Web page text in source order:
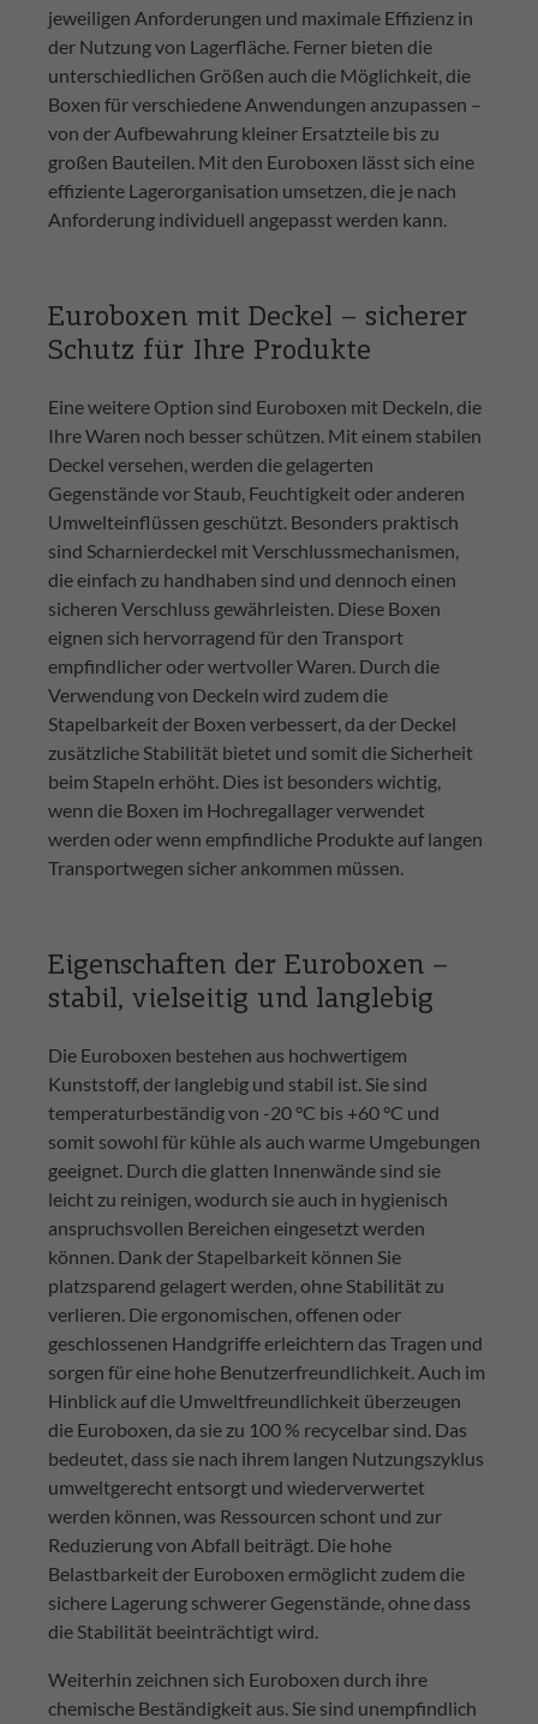
jeweiligen Anforderungen und maximale Effizienz in
der Nutzung von Lagerfläche. Ferner bieten die
unterschiedlichen Größen auch die Möglichkeit, die
Boxen für verschiedene Anwendungen anzupassen –
von der Aufbewahrung kleiner Ersatzteile bis zu
großen Bauteilen. Mit den Euroboxen lässt sich eine
effiziente Lagerorganisation umsetzen, die je nach
Anforderung individuell angepasst werden kann.
Euroboxen mit Deckel – sicherer
Schutz für Ihre Produkte
Eine weitere Option sind Euroboxen mit Deckeln, die
Ihre Waren noch besser schützen. Mit einem stabilen
Deckel versehen, werden die gelagerten
Gegenstände vor Staub, Feuchtigkeit oder anderen
Umwelteinflüssen geschützt. Besonders praktisch
sind Scharnierdeckel mit Verschlussmechanismen,
die einfach zu handhaben sind und dennoch einen
sicheren Verschluss gewährleisten. Diese Boxen
eignen sich hervorragend für den Transport
empfindlicher oder wertvoller Waren. Durch die
Verwendung von Deckeln wird zudem die
Stapelbarkeit der Boxen verbessert, da der Deckel
zusätzliche Stabilität bietet und somit die Sicherheit
beim Stapeln erhöht. Dies ist besonders wichtig,
wenn die Boxen im Hochregallager verwendet
werden oder wenn empfindliche Produkte auf langen
Transportwegen sicher ankommen müssen.
Eigenschaften der Euroboxen –
stabil, vielseitig und langlebig
Die Euroboxen bestehen aus hochwertigem
Kunststoff, der langlebig und stabil ist. Sie sind
temperaturbeständig von -20 °C bis +60 °C und
somit sowohl für kühle als auch warme Umgebungen
geeignet. Durch die glatten Innenwände sind sie
leicht zu reinigen, wodurch sie auch in hygienisch
anspruchsvollen Bereichen eingesetzt werden
können. Dank der Stapelbarkeit können Sie
platzsparend gelagert werden, ohne Stabilität zu
verlieren. Die ergonomischen, offenen oder
geschlossenen Handgriffe erleichtern das Tragen und
sorgen für eine hohe Benutzerfreundlichkeit. Auch im
Hinblick auf die Umweltfreundlichkeit überzeugen
die Euroboxen, da sie zu 100 % recycelbar sind. Das
bedeutet, dass sie nach ihrem langen Nutzungszyklus
umweltgerecht entsorgt und wiederverwertet
werden können, was Ressourcen schont und zur
Reduzierung von Abfall beiträgt. Die hohe
Belastbarkeit der Euroboxen ermöglicht zudem die
sichere Lagerung schwerer Gegenstände, ohne dass
die Stabilität beeinträchtigt wird.
Weiterhin zeichnen sich Euroboxen durch ihre
chemische Beständigkeit aus. Sie sind unempfindlich